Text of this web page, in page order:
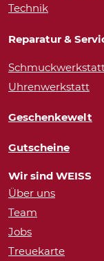
Technik
Reparatur &
Uhrenwerkstatt
Geschenkewelt
Gutscheine
Wir sind WEISS
Über uns
Team
Jobs
Treuekarte